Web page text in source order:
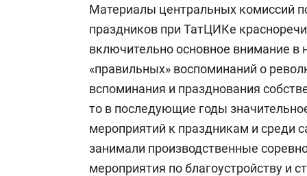
Материалы центральных комиссий
праздников при ТатЦИКе
включительно основное внимание в
«правильных» воспоминаний о
вспоминания и празднования
то в последующие годы
мероприятий к праздникам и среди
занимали производственные
мероприятия по благоустройству и